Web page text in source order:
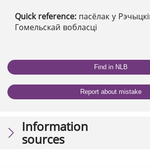
Quick reference: пасёлак у
Гомельскай вобласці
Find in NLB
Report about mistake
Information
sources